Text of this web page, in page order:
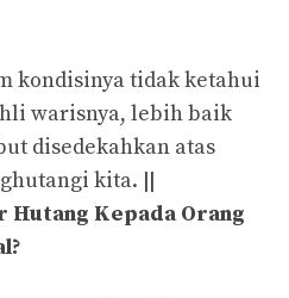
kondisinya tidak ketahui
warisnya, lebih baik
disedekahkan atas
kita. ||
Hutang Kepada Orang